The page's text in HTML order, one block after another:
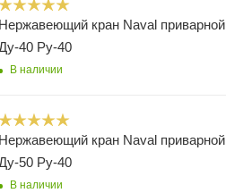
Нержавеющий кран Naval приварной
40 Ру-40
В наличии
Нержавеющий кран Naval приварной
50 Ру-40
В наличии